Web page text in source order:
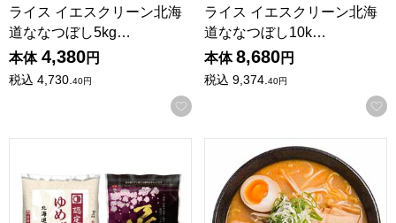
ライス イエスクリーン北海
道ななつぼし5kg…
本体 4,380円
税込 4,730.40円
お気に入りに登録する
ライス イエスクリーン北海
道ななつぼし10k…
本体 8,680円
税込 9,374. 40円
【令和7年産】【精米】山形県産 つや姫マイスターのお米
生・札幌ラーメン「4代目い